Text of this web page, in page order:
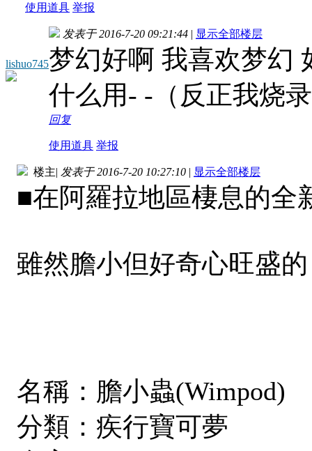
使用道具 举报
lishuo745
发表于 2016-7-20 09:21:44 | 显示全部楼层
梦幻好啊 我喜欢梦幻
什么用- -（反正我烧
回复
使用道具 举报
楼主| 发表于 2016-7-20 10:27:10 | 显示全部楼层
■在阿羅拉地區棲息的全
雖然膽小但好奇心旺盛
名稱：膽小蟲(Wimpod)
分類：疾行寶可夢